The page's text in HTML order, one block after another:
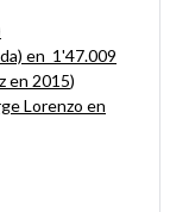
en 1'47.009
en 2015)
Lorenzo en